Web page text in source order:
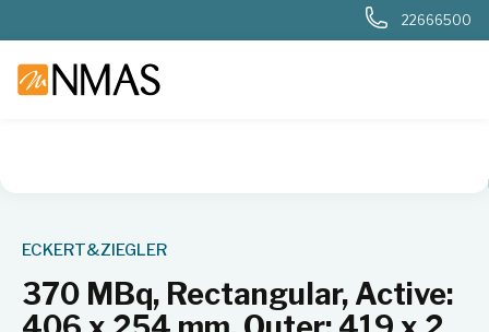
22666500
Nukleær, strålevern, beredskap,
ECKERT&ZIEGLER
370 MBq, Rectangular, Active: